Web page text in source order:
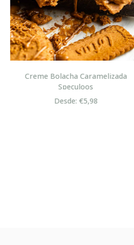
Creme Bolacha Caramelizada
Speculoos
Desde: €5,98